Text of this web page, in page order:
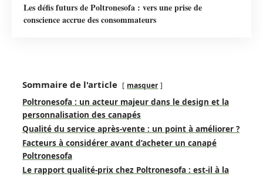
Les défis futurs de Poltronesofa : vers une prise de
conscience accrue des consommateurs
Sommaire de l'article masquer
Poltronesofa : un acteur majeur dans le design et la
personnalisation des canapés
Qualité du service après-vente : un point à améliorer ?
Facteurs à considérer avant d’acheter un canapé
Poltronesofa
Le rapport qualité-prix chez Poltronesofa : est-il à la